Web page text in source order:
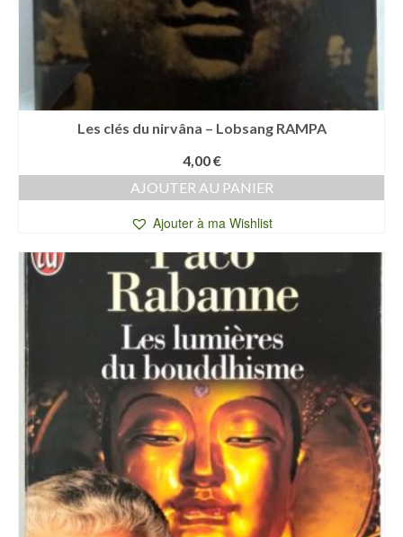
Les clés du nirvâna – Lobsang RAMPA
4,00€
AJOUTER AU PANIER
Ajouter à ma Wishlist